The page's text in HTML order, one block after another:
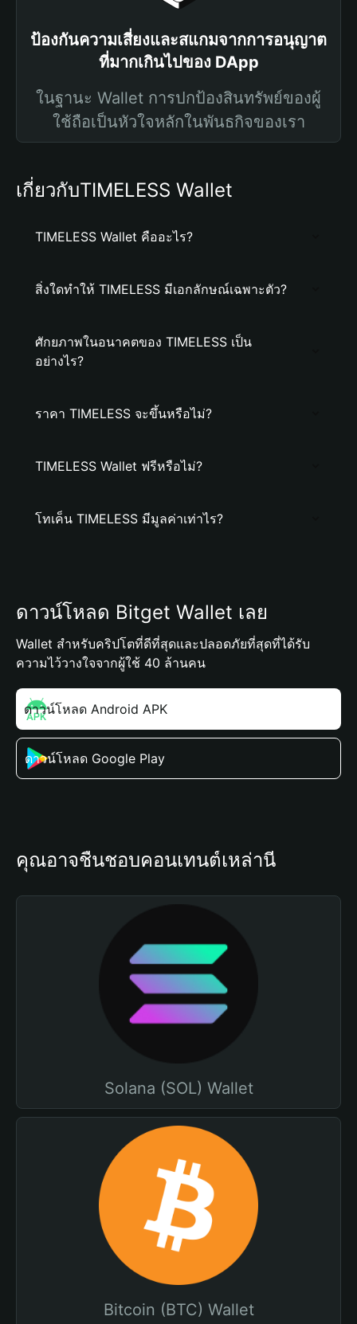
ป้องกันความเสี่ยงและสแกมจากการอนุญาต
ที่มากเกินไปของ DApp
ในฐานะ Wallet การปกป้องสินทรัพย์ของผู้
ใช้ถือเป็นหัวใจหลักในพันธกิจของเรา
เกี่ยวกับTIMELESS Wallet
TIMELESS Wallet คืออะไร?
สิ่งใดทำให้ TIMELESS มีเอกลักษณ์เฉพาะตัว?
ศักยภาพในอนาคตของ TIMELESS เป็น
อย่างไร?
ราคา TIMELESS จะขึ้นหรือไม่?
TIMELESS Wallet ฟรีหรือไม่?
โทเค็น TIMELESS มีมูลค่าเท่าไร?
ดาวน์โหลด Bitget Wallet เลย
Wallet สำหรับคริปโตที่ดีที่สุดและปลอดภัยที่สุดที่ได้รับ
ความไว้วางใจจากผู้ใช้ 40 ล้านคน
ดาวน์โหลด Android APK
ดาวน์โหลด Google Play
คุณอาจชื่นชอบคอนเทนต์เหล่านี้
Solana (SOL) Wallet
Bitcoin (BTC) Wallet